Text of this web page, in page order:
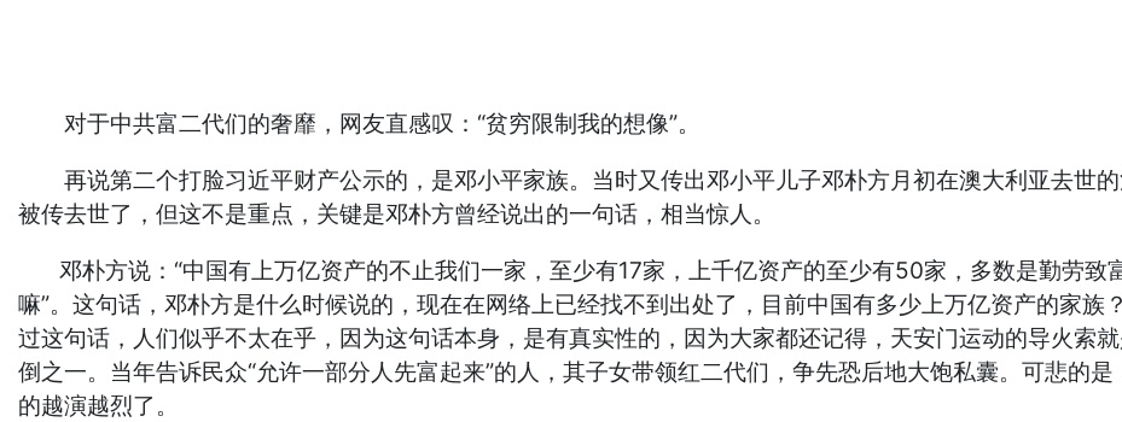
对于中共富二代们的奢靡，网友直感叹：“贫穷限制我的想像”。
再说第二个打脸习近平财产公示的，是邓小平家族。当时又传出邓小平儿子邓朴方月初在澳大利亚去世
被传去世了，但这不是重点，关键是邓朴方曾经说出的一句话，相当惊人。
邓朴方说：“中国有上万亿资产的不止我们一家，至少有17家，上千亿资产的至少有50家，多数是勤劳致
嘛”。这句话，邓朴方是什么时候说的，现在在网络上已经找不到出处了，目前中国有多少上万亿资产的家
过这句话，人们似乎不太在乎，因为这句话本身，是有真实性的，因为大家都还记得，天安门运动的导火索
倒之一。当年告诉民众“允许一部分人先富起来”的人，其子女带领红二代们，争先恐后地大饱私囊。可悲的
的越演越烈了。